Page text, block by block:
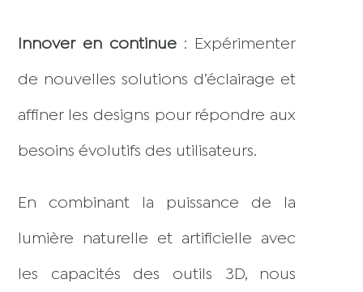
Innover en continue: Expérimenter
de nouvelles solutions d’éclairage et
affiner les designs pour répondre aux
besoins évolutifs des utilisateurs.
En combinant la puissance de la
lumière naturelle et artificielle avec
les capacités des outils 3D, nous